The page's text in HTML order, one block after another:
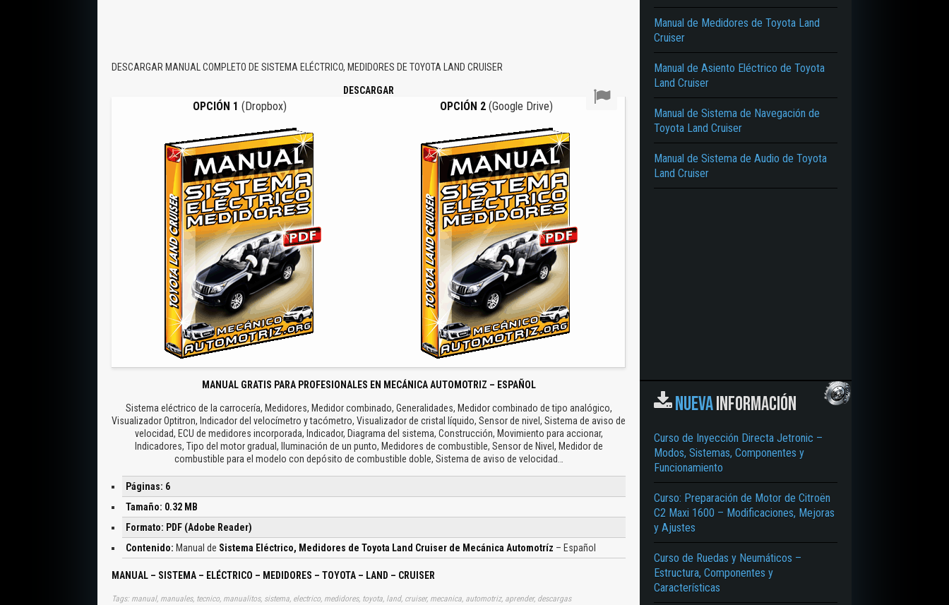
DESCARGAR MANUAL COMPLETO DE SISTEMA ELÉCTRICO, MEDIDORES DE TOYOTA LAND CRUISER
DESCARGAR
OPCIÓN 1 (Dropbox) OPCIÓN 2 (Google Drive)
MANUAL GRATIS PARA PROFESIONALES EN MECÁNICA AUTOMOTRIZ – ESPAÑOL
Sistema eléctrico de la carrocería, Medidores, Medidor combinado, Generalidades, Medidor combinado de tipo analógico,
Visualizador Optitron, Indicador del velocímetro y tacómetro, Visualizador de cristal líquido, Sensor de nivel, Sistema de aviso de
velocidad, ECU de medidores incorporada, Indicador, Diagrama del sistema, Construcción, Movimiento para accionar,
Indicadores, Tipo del motor gradual, Iluminación de un punto, Medidores de combustible, Sensor de Nivel, Medidor de
combustible para el modelo con depósito de combustible doble, Sistema de aviso de velocidad…
Páginas: 6
Tamaño: 0.32 MB
Formato: PDF (Adobe Reader)
Contenido: Manual de Sistema Eléctrico, Medidores de Toyota Land Cruiser de Mecánica Automotríz – Español
MANUAL – SISTEMA – ELÉCTRICO – MEDIDORES – TOYOTA – LAND – CRUISER
Tags: manual, manuales, tecnico, manualitos, sistema, electrico, medidores, toyota, land, cruiser, mecanica, automotriz, aprender, descargas
Manual de Medidores de Toyota Land
Cruiser
Manual de Asiento Eléctrico de Toyota
Land Cruiser
Manual de Sistema de Navegación de
Toyota Land Cruiser
Manual de Sistema de Audio de Toyota
Land Cruiser
NUEVAINFORMACIÓN
Curso de Inyección Directa Jetronic –
Modos, Sistemas, Componentes y
Funcionamiento
Curso: Preparación de Motor de Citroën
C2 Maxi 1600 – Modificaciones, Mejoras
y Ajustes
Curso de Ruedas y Neumáticos –
Estructura, Componentes y
Características